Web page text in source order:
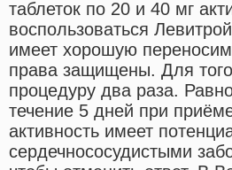
таблеток по 20 и 40 мг
воспользоваться
имеет хорошую
права защищены. Для
процедуру два раза.
течение 5 дней при
активность имеет
сердечнососудистыми